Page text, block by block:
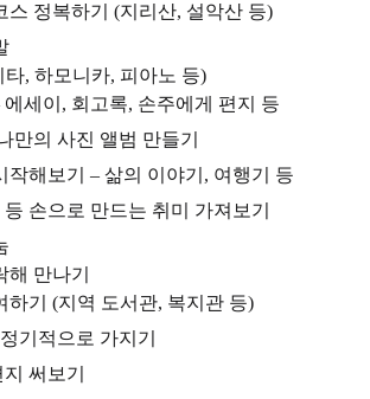
스 정복하기 (지리산, 설악산 등)
, 하모니카, 피아노 등)
세이, 회고록, 손주에게 편지 등
만의 사진 앨범 만들기
작해보기 – 삶의 이야기, 여행기 등
손으로 만드는 취미 가져보기
만나기
하기 (지역 도서관, 복지관 등)
기적으로 가지기
써보기